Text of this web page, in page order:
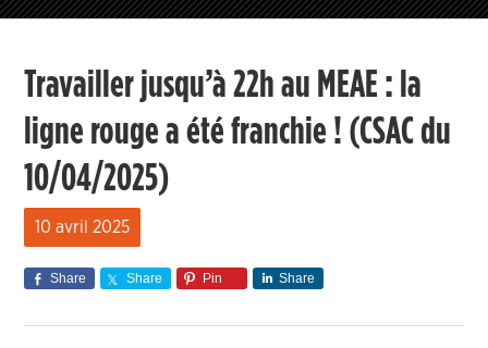
Travailler jusqu’à 22h au MEAE : la
ligne rouge a été franchie ! (CSAC du
10/04/2025)
10 avril 2025
Share Share Pin Share